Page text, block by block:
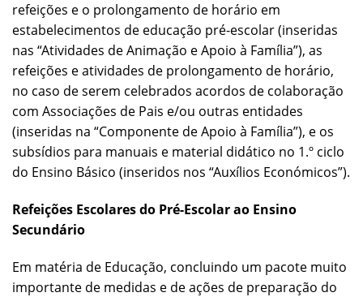
refeições e o prolongamento de horário em
estabelecimentos de educação pré-escolar (inseridas
nas “Atividades de Animação e Apoio à Família”), as
refeições e atividades de prolongamento de horário,
no caso de serem celebrados acordos de colaboração
com Associações de Pais e/ou outras entidades
(inseridas na “Componente de Apoio à Família”), e os
subsídios para manuais e material didático no 1.º ciclo
do Ensino Básico (inseridos nos “Auxílios Económicos”).
Refeições Escolares do Pré-Escolar ao Ensino
Secundário
Em matéria de Educação, concluindo um pacote muito
importante de medidas e de ações de preparação do